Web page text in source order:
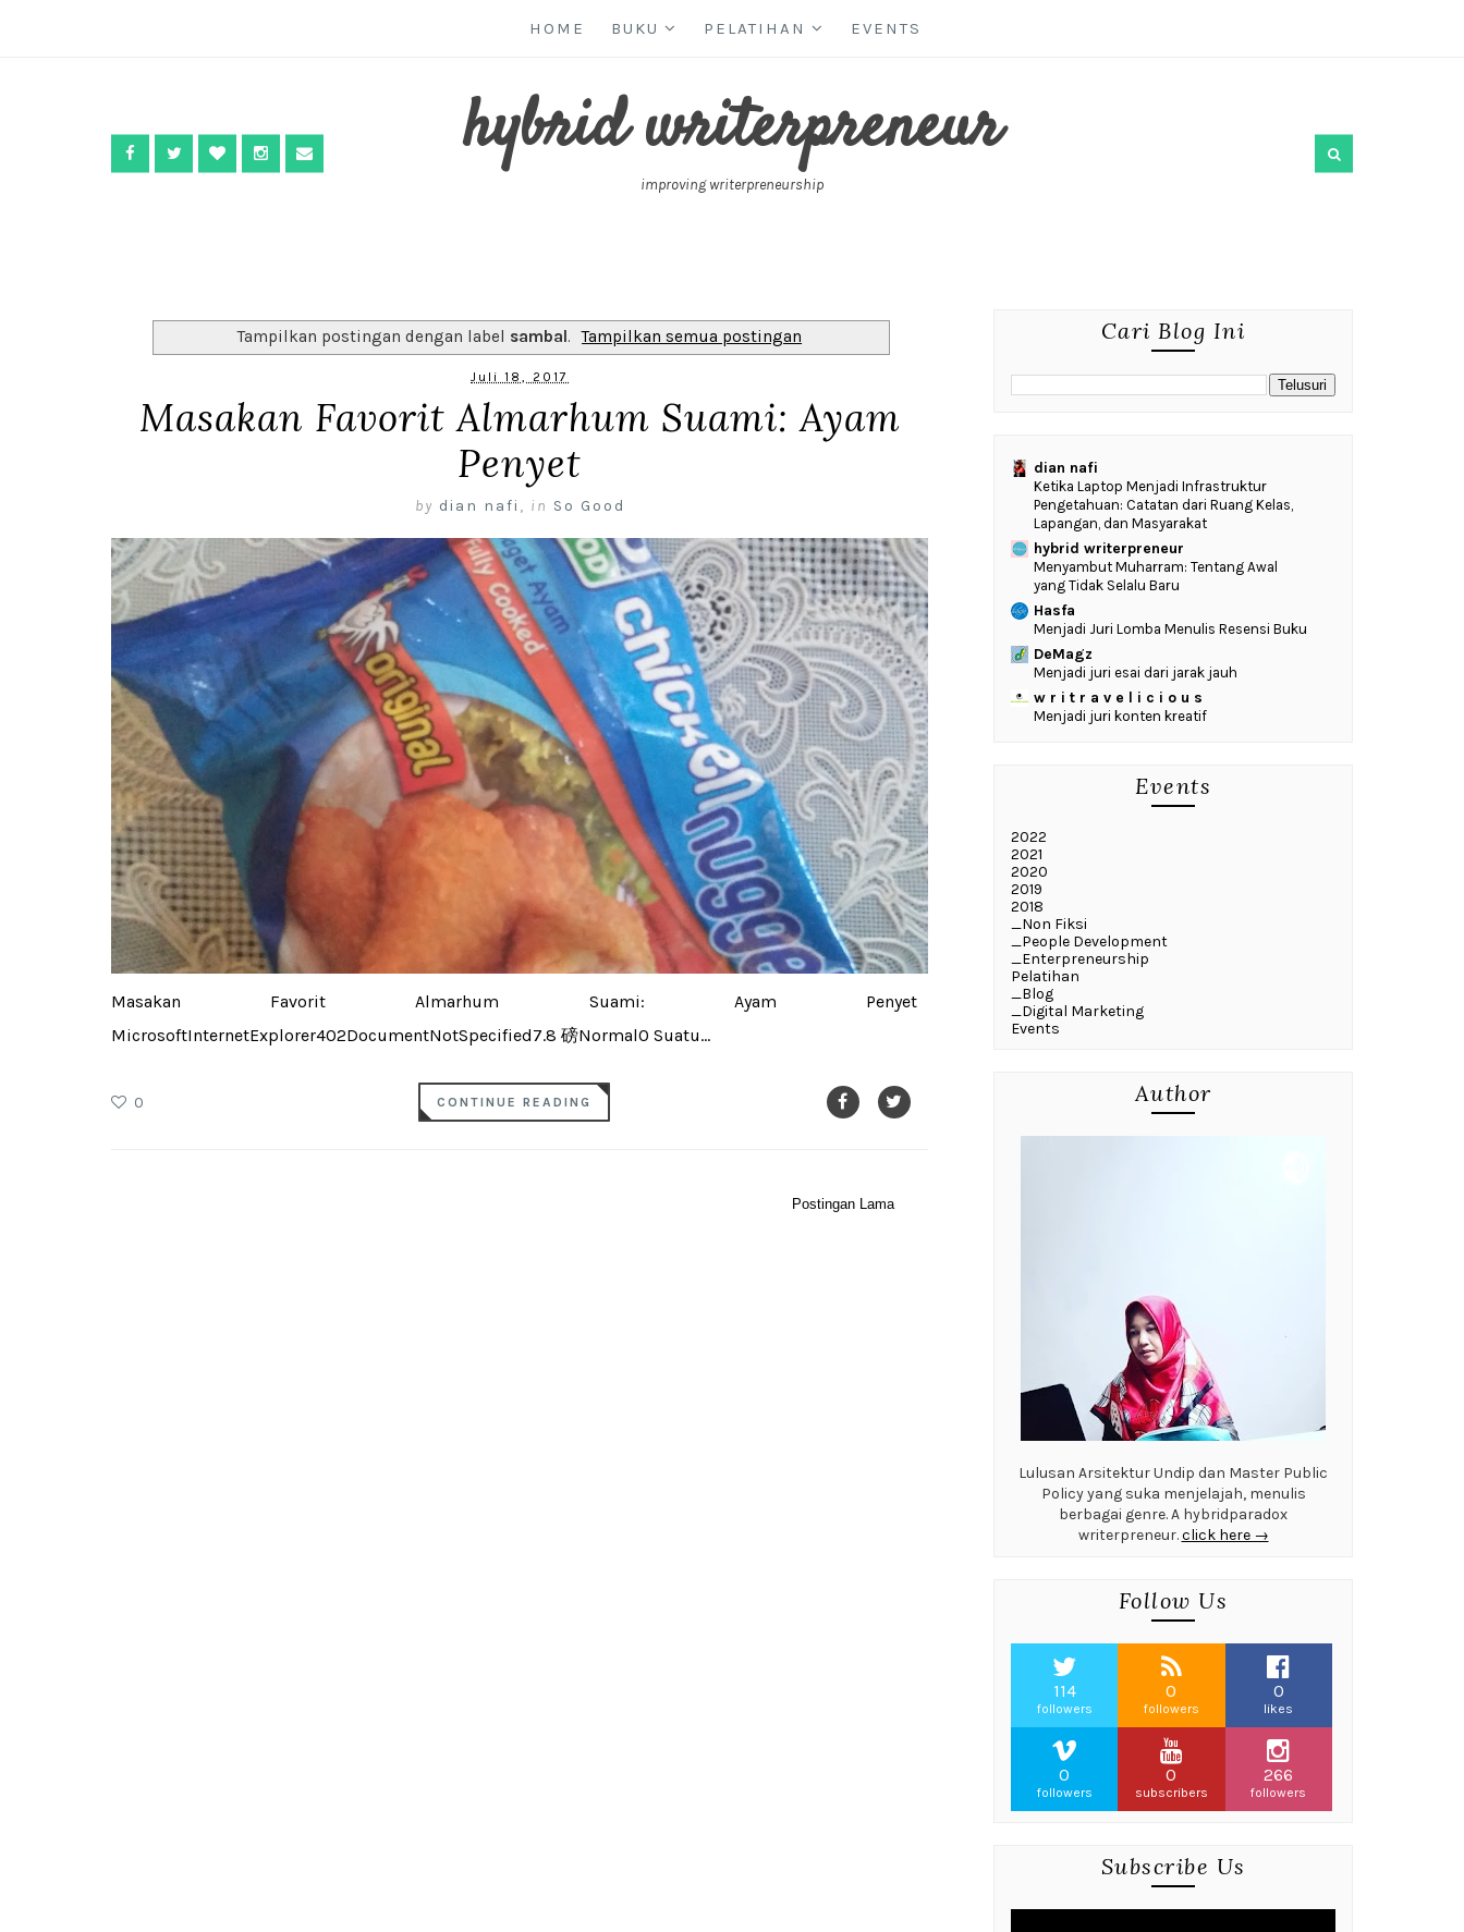
HOME BUKU PELATIHAN EVENTS
hybrid writerpreneur
improving writerpreneurship
Tampilkan postingan dengan label sambal. Tampilkan semua postingan
Juli 18, 2017
Masakan Favorit Almarhum Suami: Ayam
Penyet
by dian nafi , in So Good
Masakan Favorit Almarhum Suami: Ayam Penyet
MicrosoftInternetExplorer402DocumentNotSpecified7.8 磅Normal0 Suatu...
0 CONTINUE READING
Postingan Lama
Cari Blog Ini
dian nafi
Ketika Laptop Menjadi Infrastruktur
Pengetahuan: Catatan dari Ruang Kelas,
Lapangan, dan Masyarakat
hybrid writerpreneur
Menyambut Muharram: Tentang Awal
yang Tidak Selalu Baru
Hasfa
Menjadi Juri Lomba Menulis Resensi Buku
DeMagz
Menjadi juri esai dari jarak jauh
w r i t r a v e l i c i o u s
Menjadi juri konten kreatif
Events
2022
2021
2020
2019
2018
_Non Fiksi
_People Development
_Enterpreneurship
Pelatihan
_Blog
_Digital Marketing
Events
Author
Lulusan Arsitektur Undip dan Master Public
Policy yang suka menjelajah, menulis
berbagai genre. A hybridparadox
writerpreneur.click here →
Follow Us
114
followers
0
followers
0
likes
0
followers
0
subscribers
266
followers
Subscribe Us